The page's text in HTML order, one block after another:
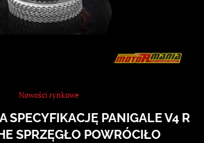
Nowości rynkowe
SPECYFIKACJĘ PANIGALE V4 R
SPRZĘGŁO POWRÓCIŁO